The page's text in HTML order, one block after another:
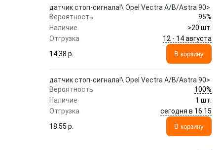
датчик стоп-сигнала!\ Opel Vectra A/B/Astra 90>
Вероятность
95%
Наличие
>20 шт.
Отгрузка
12 - 14 августа
14.38 p.
В корзину
датчик стоп-сигнала!\ Opel Vectra A/B/Astra 90>
Вероятность
100%
Наличие
1 шт.
Отгрузка
сегодня в 16:15
18.55 p.
В корзину